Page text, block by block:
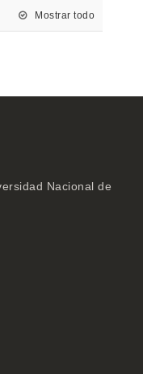
Mostrar todo
Nacional de